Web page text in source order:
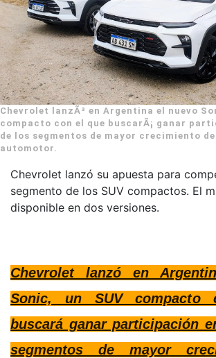
Chevrolet lanzÃ³ en Argentina el nuevo
compacto con el que buscarÃ¡ ganar
de los segmentos de mayor crecimiento
automotor.
Chevrolet lanzó su apuesta para
segmento de los SUV compactos. El
disponible en dos versiones.
Chevrolet lanzó en
Sonic, un SUV compacto
buscará ganar participación
segmentos de mayor